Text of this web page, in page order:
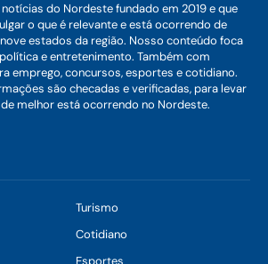
do Nordeste fundado em 2019 e que
o que é relevante e está ocorrendo de
estados da região. Nosso conteúdo foca
e entretenimento. Também com
emprego, concursos, esportes e cotidiano.
são checadas e verificadas, para levar
melhor está ocorrendo no Nordeste.
Turismo
Cotidiano
Esportes